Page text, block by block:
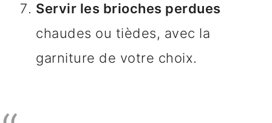
Servir les brioches perdues
chaudes ou tièdes, avec la
garniture de votre choix.